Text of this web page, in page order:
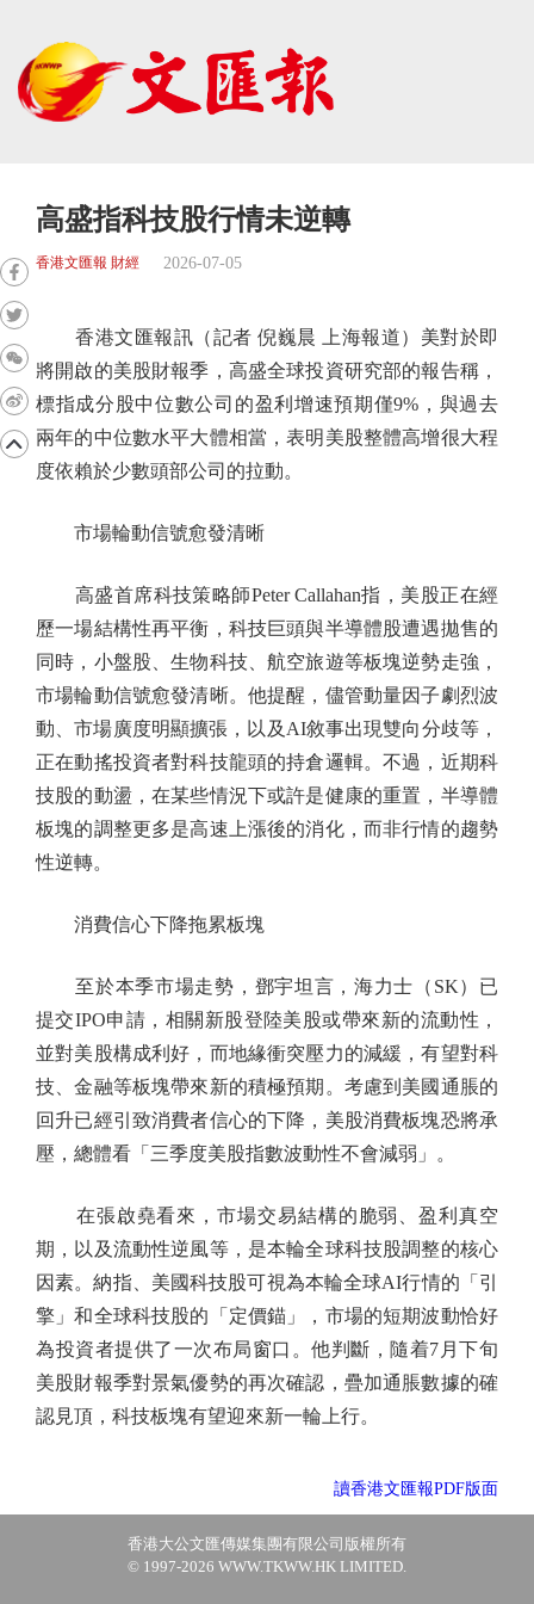
高盛指科技股行情未逆轉
香港文匯報 財經 2026-07-05
香港文匯報訊（記者 倪巍晨 上海報道）美對於即
將開啟的美股財報季，高盛全球投資研究部的報告稱，
標指成分股中位數公司的盈利增速預期僅9%，與過去
兩年的中位數水平大體相當，表明美股整體高增很大程
度依賴於少數頭部公司的拉動。
市場輪動信號愈發清晰
高盛首席科技策略師Peter Callahan指，美股正在經
歷一場結構性再平衡，科技巨頭與半導體股遭遇拋售的
同時，小盤股、生物科技、航空旅遊等板塊逆勢走強，
市場輪動信號愈發清晰。他提醒，儘管動量因子劇烈波
動、市場廣度明顯擴張，以及AI敘事出現雙向分歧等，
正在動搖投資者對科技龍頭的持倉邏輯。不過，近期科
技股的動盪，在某些情況下或許是健康的重置，半導體
板塊的調整更多是高速上漲後的消化，而非行情的趨勢
性逆轉。
消費信心下降拖累板塊
至於本季市場走勢，鄧宇坦言，海力士（SK）已
提交IPO申請，相關新股登陸美股或帶來新的流動性，
並對美股構成利好，而地緣衝突壓力的減緩，有望對科
技、金融等板塊帶來新的積極預期。考慮到美國通脹的
回升已經引致消費者信心的下降，美股消費板塊恐將承
壓，總體看「三季度美股指數波動性不會減弱」。
在張啟堯看來，市場交易結構的脆弱、盈利真空
期，以及流動性逆風等，是本輪全球科技股調整的核心
因素。納指、美國科技股可視為本輪全球AI行情的「引
擎」和全球科技股的「定價錨」，市場的短期波動恰好
為投資者提供了一次布局窗口。他判斷，隨着7月下旬
美股財報季對景氣優勢的再次確認，疊加通脹數據的確
認見頂，科技板塊有望迎來新一輪上行。
讀香港文匯報PDF版面
香港大公文匯傳媒集團有限公司版權所有
© 1997-2026 WWW.TKWW.HK LIMITED.